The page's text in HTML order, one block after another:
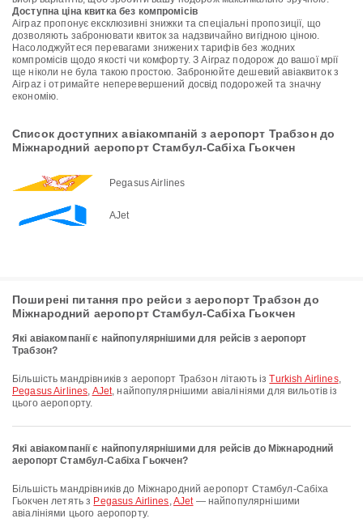
Доступна ціна квитка без компромісів
Airpaz пропонує ексклюзивні знижки та спеціальні пропозиції, що
дозволяють забронювати квиток за надзвичайно вигідною ціною.
Насолоджуйтеся перевагами знижених тарифів без жодних
компромісів щодо якості чи комфорту. З Airpaz подорож до вашої мрії
ще ніколи не була такою простою. Забронюйте дешевий авіаквиток з
Airpaz і отримайте неперевершений досвід подорожей та значну
економію.
Список доступних авіакомпаній з аеропорт Трабзон до
Міжнародний аеропорт Стамбул-Сабіха Гьокчен
Pegasus Airlines
AJet
Поширені питання про рейси з аеропорт Трабзон до
Міжнародний аеропорт Стамбул-Сабіха Гьокчен
Які авіакомпанії є найпопулярнішими для рейсів з аеропорт
Трабзон?
Більшість мандрівників з аеропорт Трабзон літають ізTurkish Airlines,
Pegasus Airlines, AJet, найпопулярнішими авіалініями для вильотів із
цього аеропорту.
Які авіакомпанії є найпопулярнішими для рейсів до Міжнародний
аеропорт Стамбул-Сабіха Гьокчен?
Більшість мандрівників до Міжнародний аеропорт Стамбул-Сабіха
Гьокчен летять з Pegasus Airlines,AJet— найпопулярнішими
авіалініями цього аеропорту.